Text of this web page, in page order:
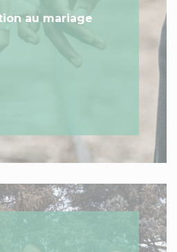
au mariage